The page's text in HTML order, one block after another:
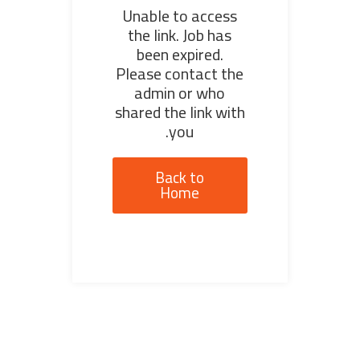
Unable to access
the link. Job has
been expired.
Please contact the
admin or who
shared the link with
you.
Back to
Home